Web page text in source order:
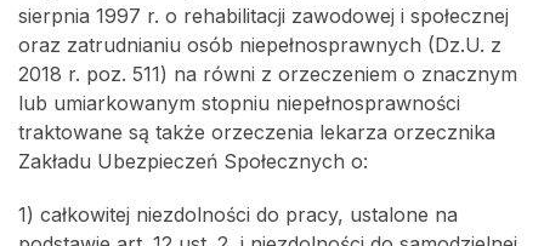
sierpnia 1997 r. o rehabilitacji zawodowej i społecznej
oraz zatrudnianiu osób niepełnosprawnych (Dz.U. z
2018 r. poz. 511) na równi z orzeczeniem o znacznym
lub umiarkowanym stopniu niepełnosprawności
traktowane są także orzeczenia lekarza orzecznika
Zakładu Ubezpieczeń Społecznych o:
1) całkowitej niezdolności do pracy, ustalone na